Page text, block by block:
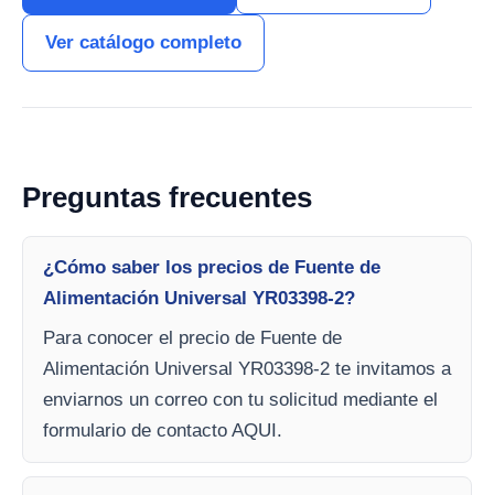
Ver catálogo completo
Preguntas frecuentes
¿Cómo saber los precios de Fuente de
Alimentación Universal YR03398-2?
Para conocer el precio de Fuente de
Alimentación Universal YR03398-2 te invitamos a
enviarnos un correo con tu solicitud mediante el
formulario de contacto AQUI.